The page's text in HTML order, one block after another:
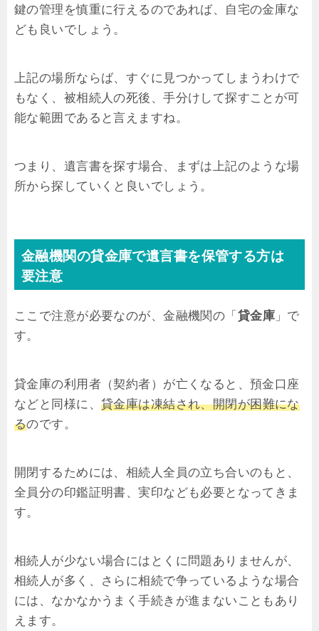
鍵の管理を慎重に行えるのであれば、自宅の金庫な
ども良いでしょう。
上記の場所ならば、すぐに見つかってしまうわけで
もなく、被相続人の死後、手分けして探すことが可
能な範囲であると言えますね。
つまり、遺言書を探す場合、まずは上記のような場
所から探していくと良いでしょう。
金融機関の貸金庫で遺言書を保管する方は
要注意
ここで注意が必要なのが、金融機関の「 貸金庫」で
す。
貸金庫の利用者（契約者）が亡くなると、預金口座
などと同様に、 貸金庫は凍結され、開閉が困難にな
るのです。
開閉するためには、相続人全員の立ち合いのもと、
全員分の印鑑証明書、実印なども必要となってきま
す。
相続人が少ない場合にはとくに問題ありませんが、
相続人が多く、さらに相続で争っているような場合
には、なかなかうまく手続きが進まないこともあり
えます。